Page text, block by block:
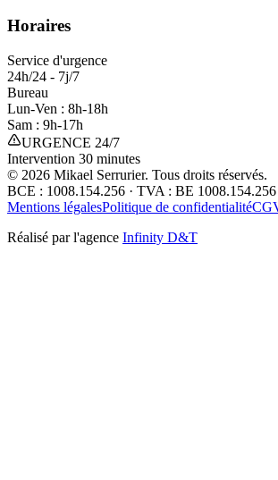
Horaires
Service d'urgence
24h/24 - 7j/7
Bureau
Lun-Ven : 8h-18h
Sam : 9h-17h
URGENCE 24/7
Intervention 30 minutes
© 2026 Mikael Serrurier. Tous droits réservés.
BCE : 1008.154.256 · TVA : BE 1008.154.256
Mentions légalesPolitique de confidentialité
Réalisé par l'agence Infinity D&T